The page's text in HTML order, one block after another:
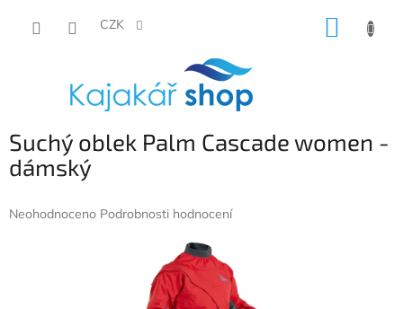
CZK
Suchý oblek Palm Cascade women -
dámský
Průměrné
Neohodnoceno Podrobnosti hodnocení